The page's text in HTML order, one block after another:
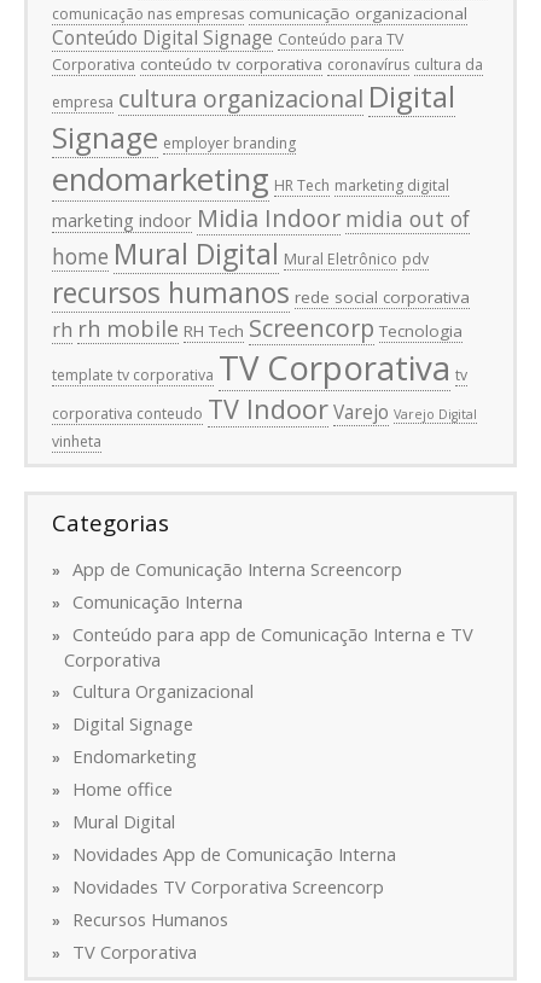
comunicação nas empresas comunicação organizacional
Conteúdo Digital Signage Conteúdo para TV
Corporativa conteúdo tv corporativa coronavírus cultura da
empresa cultura organizacional Digital
Signage employer branding
endomarketing HR Tech marketing digital
marketing indoor Midia Indoor midia out of
home Mural Digital Mural Eletrônico pdv
recursos humanos rede social corporativa
rh rh mobile RH Tech Screencorp Tecnologia
template tv corporativa TV Corporativa tv
corporativa conteudo TV IndoorVarejo Varejo Digital
vinheta
Categorias
App de Comunicação Interna Screencorp
Comunicação Interna
Conteúdo para app de Comunicação Interna e TV
Corporativa
Cultura Organizacional
Digital Signage
Endomarketing
Home office
Mural Digital
Novidades App de Comunicação Interna
Novidades TV Corporativa Screencorp
Recursos Humanos
TV Corporativa